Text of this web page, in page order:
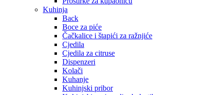
Kuhinja
Back
Boce za piće
Čačkalice i štapići za ražnjiće
Cjedila
Cjedila za citruse
Dispenzeri
Kolači
Kuhanje
Kuhinjski pribor